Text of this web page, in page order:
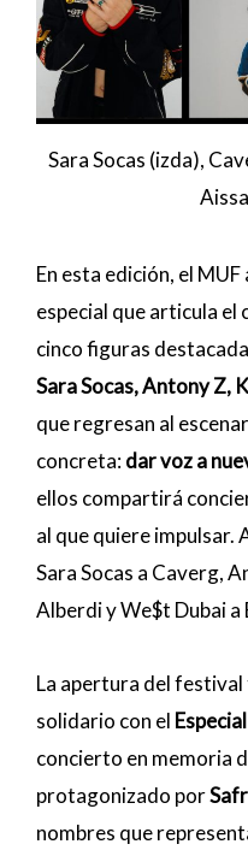
Sara Socas (izda),
En esta edición, el
especial que articula el
cinco figuras
Sara Socas, Antony Z,
que regresan al
concreta:dar voz a
ellos compartirá
al que quiere impulsar.
Sara Socas a Caverg,
Alberdi y We$t Dubai a
La apertura del
solidario con el
concierto en memoria
protagonizado por
nombres que